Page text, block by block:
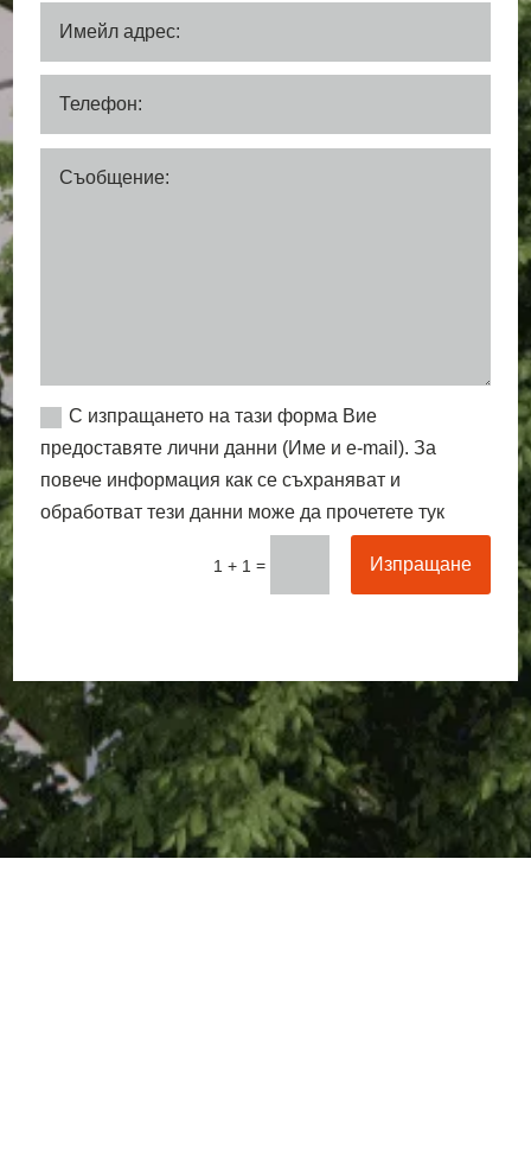
С изпращането на тази форма Вие
предоставяте лични данни (Име и e-mail). За
повече информация как се съхраняват и
обработват тези данни може да прочетете тук
1 + 1 = Изпращане